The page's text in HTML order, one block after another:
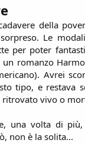
della
Le
per poter
un romanzo
Avrei
tipo, e restava
ritrovato vivo o
una volta di
non è la solita...​